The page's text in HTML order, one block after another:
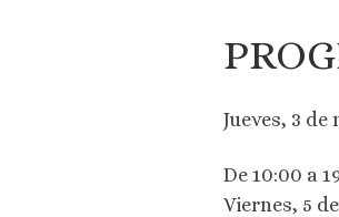
Jueves, 3 de
De 10:00 a
Viernes, 5